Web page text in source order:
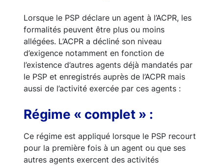
Lorsque le PSP déclare un agent à l’ACPR, les
formalités peuvent être plus ou moins
allégées. L’ACPR a décliné son niveau
d’exigence notamment en fonction de
l’existence d’autres agents déjà mandatés par
le PSP et enregistrés auprès de l’ACPR mais
aussi de l’activité exercée par ces agents :
Régime « complet » :
Ce régime est appliqué lorsque le PSP recourt
pour la première fois à un agent ou que ses
autres agents exercent des activités